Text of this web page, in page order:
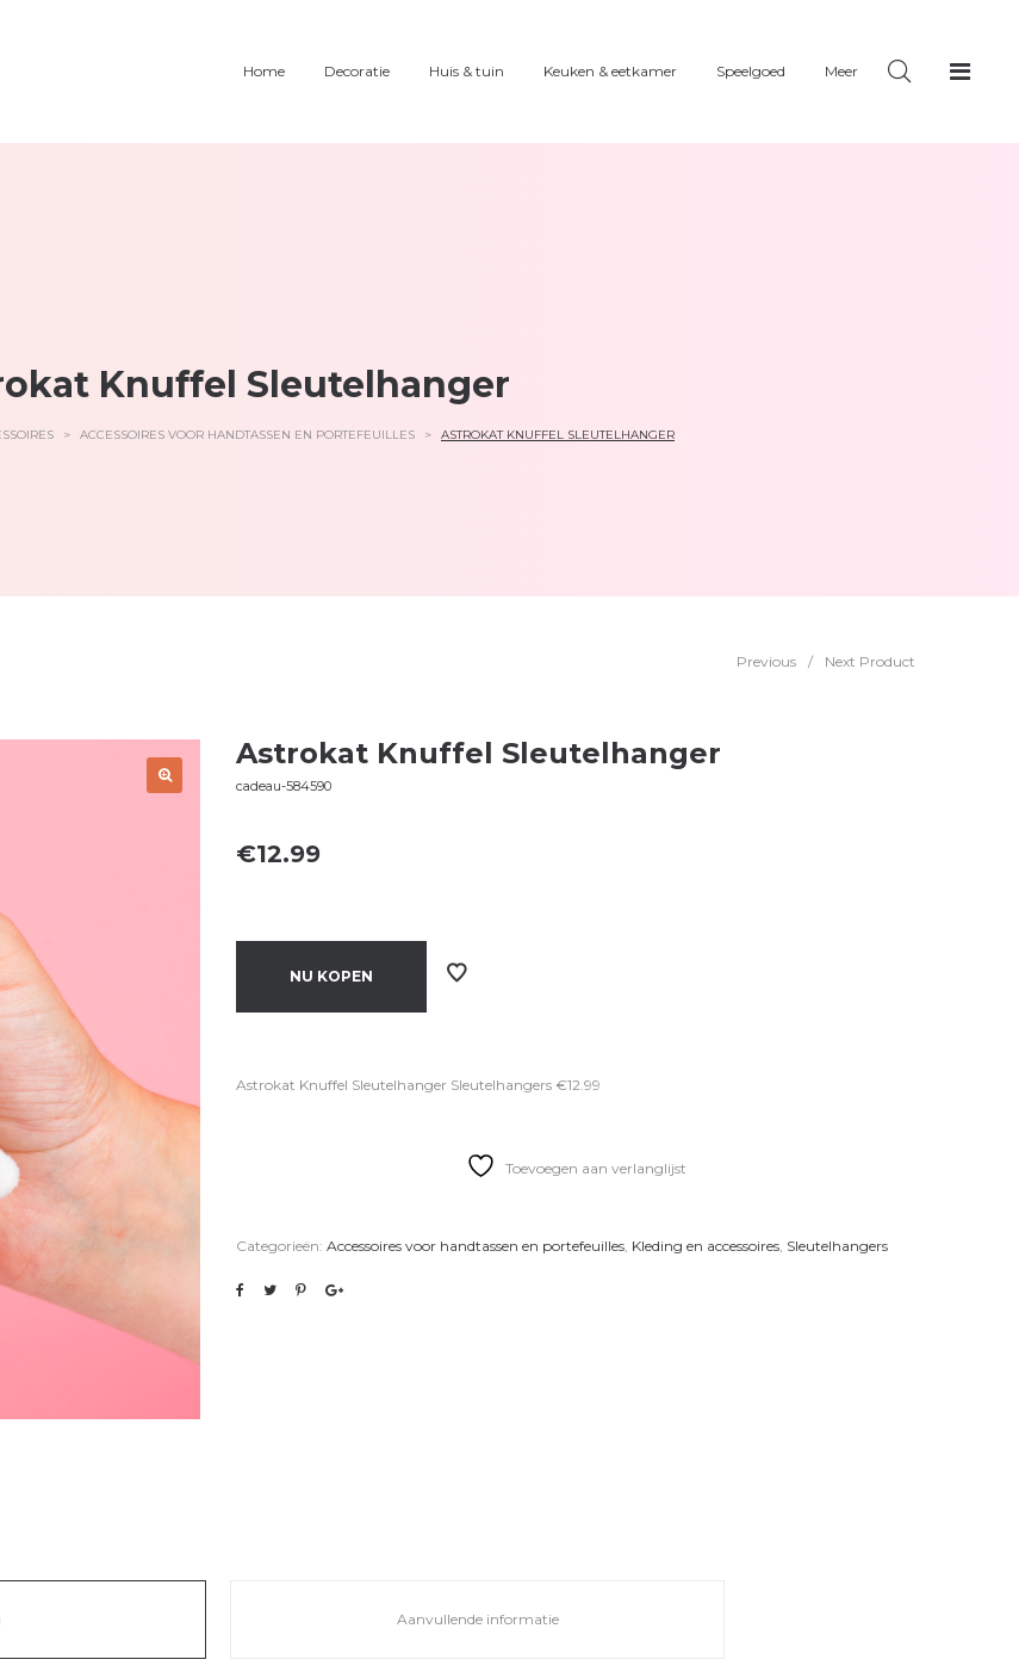
Home Decoratie Huis & tuin Keuken & eetkamer Speelgoed Meer
Knuffel Sleutelhanger
> ACCESSOIRES VOOR HANDTASSEN EN PORTEFEUILLES > ASTROKAT KNUFFEL SLEUTELHANGER
Previous / Next Product
Astrokat Knuffel Sleutelhanger
cadeau-584590
€12.99
NU KOPEN
Astrokat Knuffel Sleutelhanger Sleutelhangers €12.99
Toevoegen aan verlanglijst
Categorieën: Accessoires voor handtassen en portefeuilles, Kleding en accessoires, Sleutelhangers
Aanvullende informatie